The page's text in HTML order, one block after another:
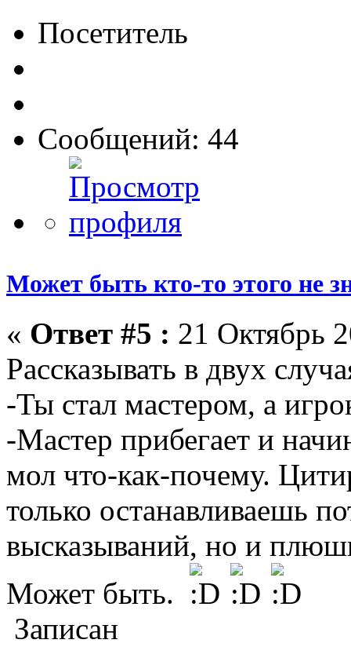
Посетитель
Сообщений: 44
Может быть кто-то этого не
« Ответ #5 : 21 Октябрь
Рассказывать в двух
-Ты стал мастером, а
-Мастер прибегает и
мол что-как-почему.
только останавливаешь
высказываний, но и
Может быть.
Записан